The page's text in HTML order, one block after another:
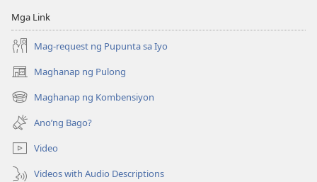
Mga Link
Mag-request ng Pupunta sa Iyo
Maghanap ng Pulong
(may
bubukas
na
bagong
window)
Maghanap ng Kombensiyon
(may
bubukas
na
bagong
window)
Ano’ng Bago?
Video
Videos with Audio Descriptions